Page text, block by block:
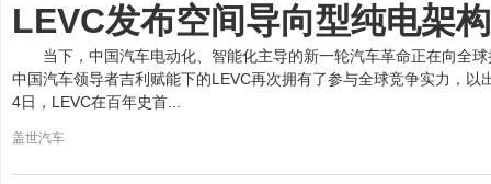
LEVC发布空间导向型纯电架构
当下，中国汽车电动化、智能化主导的新一轮汽车革命正在向全
中国汽车领导者吉利赋能下的LEVC再次拥有了参与全球竞争实力，
4日，LEVC在百年史首...
盖世汽车